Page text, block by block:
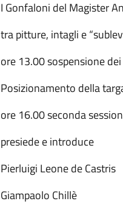
I Gonfaloni del Magister
tra pitture, intagli e
ore 13.00 sospensione
Posizionamento della
ore 16.00 seconda
presiede e introduce
Pierluigi Leone de Castris
Giampaolo Chillè